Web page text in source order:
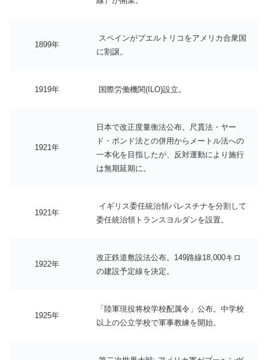
1899年
スペインがプエルトリコをアメリカ合衆国
に割譲。
1919年 国際労働機関(ILO)設立。
1921年
日本で改正度量衡法公布。尺貫法・ヤー
ド・ポンド法との併用からメートル法への
一本化を目指したが、反対運動により施行
は無期延期に。
1921年
イギリス委任統治領パレスチナを分割して
委任統治領トランスヨルダンを設置。
1922年
改正鉄道敷設法公布。149路線18,000キロ
の建設予定線を決定。
1925年
「陸軍現役将校学校配属令」公布。中学校
以上の公立学校で軍事教練を開始。